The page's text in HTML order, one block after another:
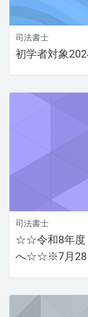
司法書士
初学者対象
司法書士
☆☆令和8年度
へ☆☆※7月28